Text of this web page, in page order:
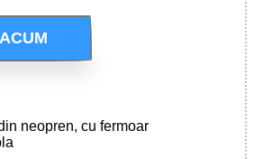
neopren, cu fermoar